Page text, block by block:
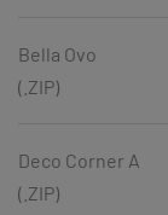
Bella Ovo
(.ZIP)
Deco Corner A
(.ZIP)